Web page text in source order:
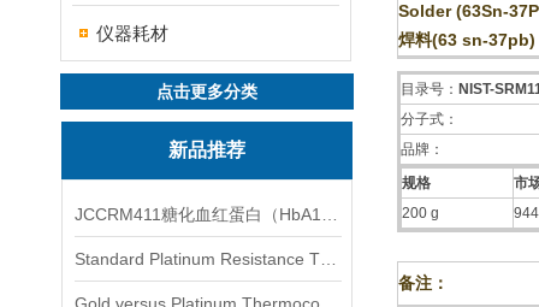
仪器耗材
点击更多分类
新品推荐
Solder (63Sn-
焊料(63 sn-37pb)
目录号： NIST-
分子式：
品牌：
规格
市
200 g
备注：